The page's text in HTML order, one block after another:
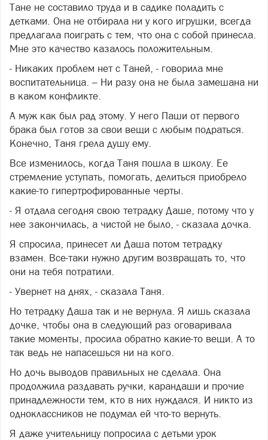
Тане не составило труда и в садике поладить с
детками. Она не отбирала ни у кого игрушки, всегда
предлагала поиграть с тем, что она с собой принесла.
Мне это качество казалось положительным.
- Никаких проблем нет с Таней, - говорила мне
воспитательница. – Ни разу она не была замешана ни
в каком конфликте.
А муж как был рад этому. У него Паши от первого
брака был готов за свои вещи с любым подраться.
Конечно, Таня грела душу ему.
Все изменилось, когда Таня пошла в школу. Ее
стремление уступать, помогать, делиться приобрело
какие-то гипертрофированные черты.
- Я отдала сегодня свою тетрадку Даше, потому что у
нее закончилась, а чистой не было, - сказала дочка.
Я спросила, принесет ли Даша потом тетрадку
взамен. Все-таки нужно другим возвращать то, что
они на тебя потратили.
- Увернет на днях, - сказала Таня.
Но тетрадку Даша так и не вернула. Я лишь сказала
дочке, чтобы она в следующий раз оговаривала
такие моменты, просила обратно какие-то вещи. А то
так ведь не напасешься ни на кого.
Но дочь выводов правильных не сделала. Она
продолжила раздавать ручки, карандаши и прочие
принадлежности тем, кто в них нуждался. И никто из
одноклассников не подумал ей что-то вернуть.
Я даже учительницу попросила с детьми урок